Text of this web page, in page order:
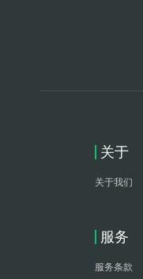
关于
关于我们
服务
服务条款